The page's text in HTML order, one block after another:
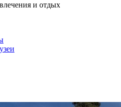
и отдых